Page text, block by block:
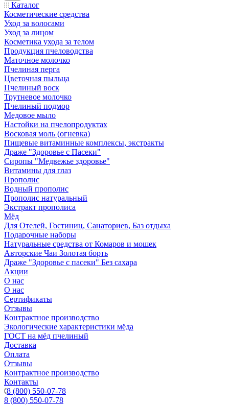
Каталог
Косметические средства
Уход за волосами
Уход за лицом
Косметика ухода за телом
Продукция пчеловодства
Маточное молочко
Пчелиная перга
Цветочная пыльца
Пчелиный воск
Трутневое молочко
Пчелиный подмор
Медовое мыло
Настойки на пчелопродуктах
Восковая моль (огневка)
Пищевые витаминные комплексы, экстракты
Драже "Здоровье с Пасеки"
Сиропы "Медвежье здоровье"
Витамины для глаз
Прополис
Водный прополис
Прополис натуральный
Экстракт прополиса
Мёд
Для Отелей, Гостиниц, Санаториев, Баз отдыха
Подарочные наборы
Натуральные средства от Комаров и мошек
Авторские Чаи Золотая борть
Драже "Здоровье с пасеки" Без сахара
Акции
О нас
О нас
Сертификаты
Отзывы
Контрактное производство
Экологические характеристики мёда
ГОСТ на мёд пчелиный
Доставка
Оплата
Отзывы
Контрактное производство
Контакты
8 (800) 550-07-78
8 (800) 550-07-78